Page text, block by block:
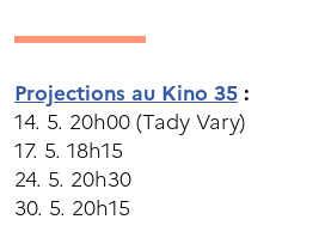
Projections au Kino 35 :
14. 5. 20h00 (Tady Vary)
17. 5. 18h15
24. 5. 20h30
30. 5. 20h15